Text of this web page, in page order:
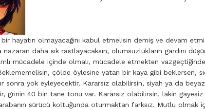
hayatın olmayacağını kabul etmelisin demiş ve devam
daha sık rastlayacaksın, olumsuzlukların gardını
mücadele içinde olmalı, mücadele etmekten
çölde öylesine yatan bir kaya gibi beklersen,
sonra yok eyleyecektir. Kararsız olabilirsin, siyah ya da
grinin 40 bin tane tonu var. Kararsız olabilirsin, lakin
sürücü koltuğunda oturmaktan farksız. Mutlu olmak